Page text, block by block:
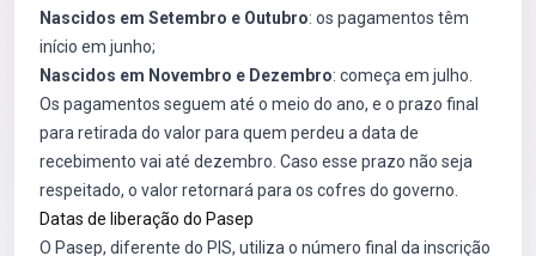
Nascidos em Setembro e Outubro: os pagamentos têm
início em junho;
Nascidos em Novembro e Dezembro: começa em julho.
Os pagamentos seguem até o meio do ano, e o prazo final
para retirada do valor para quem perdeu a data de
recebimento vai até dezembro. Caso esse prazo não seja
respeitado, o valor retornará para os cofres do governo.
Datas de liberação do Pasep
O Pasep, diferente do PIS, utiliza o número final da inscrição